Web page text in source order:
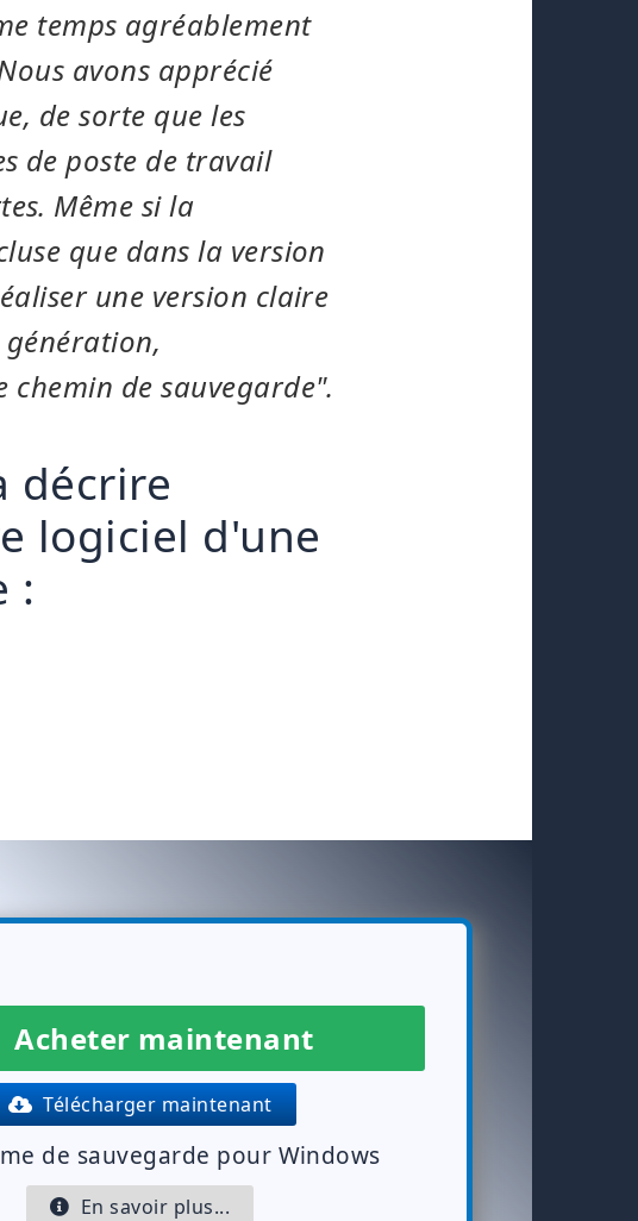
temps agréablement
avons apprécié
de sorte que les
de poste de travail
Même si la
que dans la version
une version claire
de sauvegarde".
décrire
logiciel d'une
:
Acheter maintenant
Télécharger maintenant
de sauvegarde pour Windows
En savoir plus...